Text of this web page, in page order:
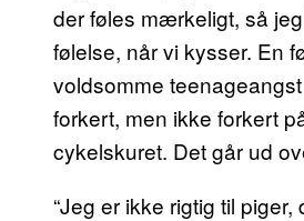
der føles mærkeligt, så
følelse, når vi kysser. En
voldsomme
forkert, men ikke forkert
cykelskuret. Det går ud
“Jeg er ikke rigtig til